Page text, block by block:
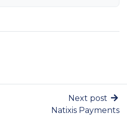
Next post
Natixis Payments